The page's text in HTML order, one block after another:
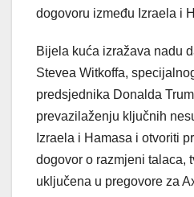
dogovoru između Izraela i
Bijela kuća izražava nadu
Stevea Witkoffa,
predsjednika Donalda
prevazilaženju ključnih
Izraela i Hamasa i otvoriti
dogovor o razmjeni talaca,
uključena u pregovore za